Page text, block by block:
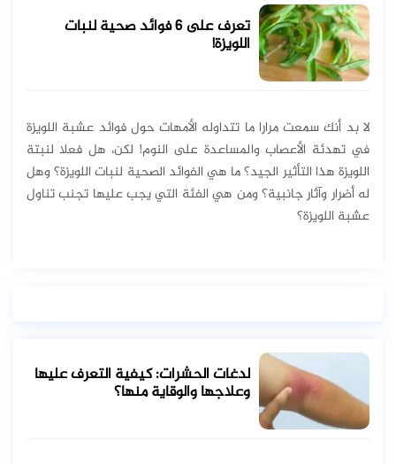
تعرف على 6 فوائد صحية لنبات
اللويزة!
لا بد أنك سمعت مرارا ما تتداوله الأمهات حول فوائد عشبة اللويزة
في تهدئة الأعصاب والمساعدة على النوم! لكن، هل فعلا لنبتة
اللويزة هذا التأثير الجيد؟ ما هي الفوائد الصحية لنبات اللويزة؟ وهل
له أضرار وآثار جانبية؟ ومن هي الفئة التي يجب عليها تجنب تناول
عشبة اللويزة؟
لدغات الحشرات: كيفية التعرف عليها
وعلاجها والوقاية منها؟